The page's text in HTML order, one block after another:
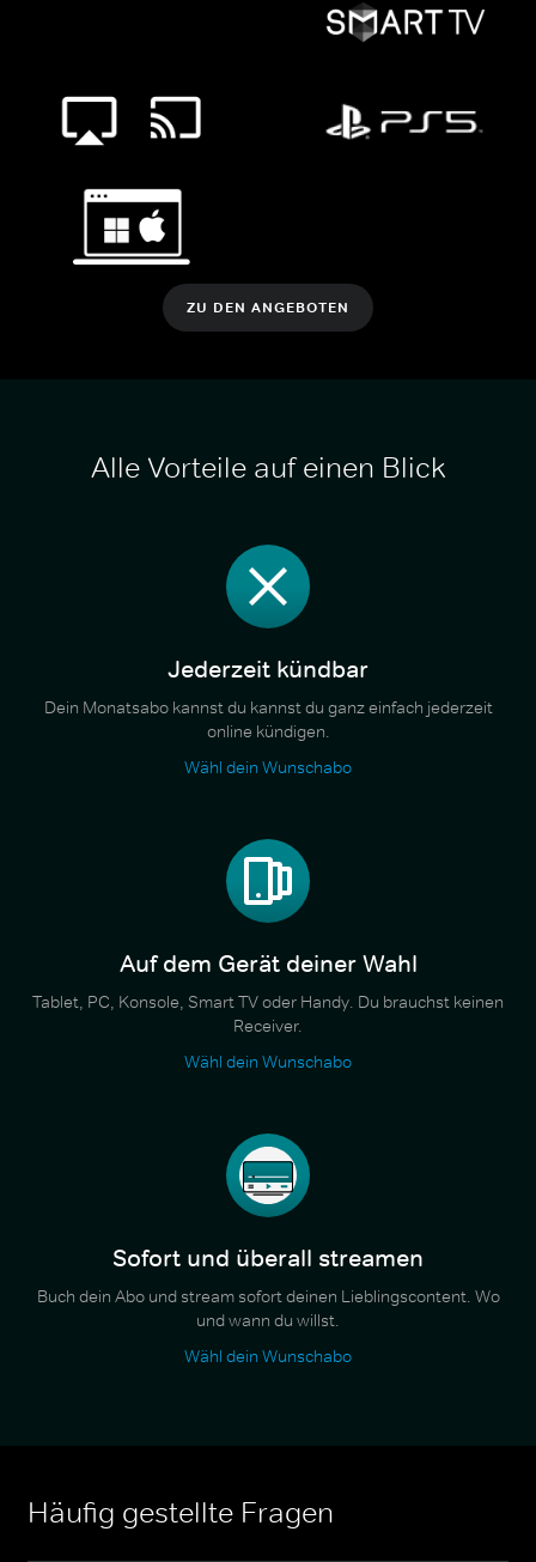
ZU DEN ANGEBOTEN
Alle Vorteile auf einen Blick
Jederzeit kündbar
Dein Monatsabo kannst du kannst du ganz einfach jederzeit
online kündigen.
Wähl dein Wunschabo
Auf dem Gerät deiner Wahl
Tablet, PC, Konsole, Smart TV oder Handy. Du brauchst keinen
Receiver.
Wähl dein Wunschabo
Sofort und überall streamen
Buch dein Abo und stream sofort deinen Lieblingscontent. Wo
und wann du willst.
Wähl dein Wunschabo
Häufig gestellte Fragen